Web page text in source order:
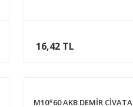
16,42 TL
M10*60 AKB DEMİR CİVATA